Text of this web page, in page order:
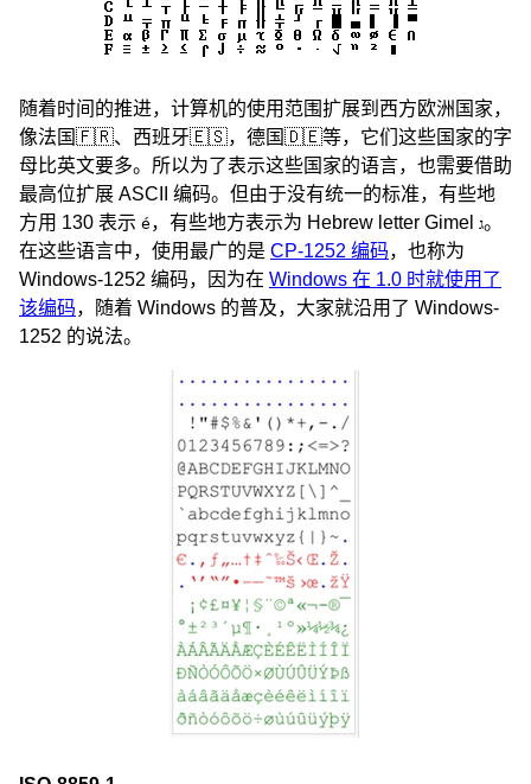
随着时间的推进，计算机的使用范围扩展到西方欧洲国家，
像法国🇫🇷、西班牙🇪🇸，德国🇩🇪等，它们这些国家的字
母比英文要多。所以为了表示这些国家的语言，也需要借助
最高位扩展 ASCII 编码。但由于没有统一的标准，有些地
方用 130 表示 é ，有些地方表示为 Hebrew letter Gimel ג。
在这些语言中，使用最广的是 CP-1252 编码，也称为
Windows-1252 编码，因为在 Windows 在 1.0 时就使用了
该编码，随着 Windows 的普及，大家就沿用了 Windows-
1252 的说法。